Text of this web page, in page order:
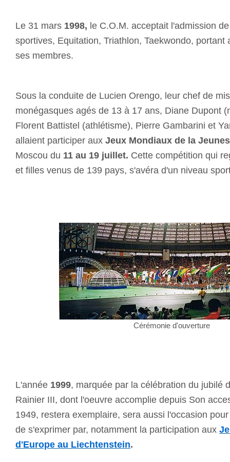
Le 31 mars 1998, le C.O.M. acceptait l'admission
sportives, Equitation, Triathlon, Taekwondo, portant
ses membres.
Sous la conduite de Lucien Orengo, leur chef de
monégasques agés de 13 à 17 ans, Diane Dupont
Florent Battistel (athlétisme), Pierre Gambarini et
allaient participer aux Jeux Mondiaux de la
Moscou du 11 au 19 juillet. Cette compétition qui
et filles venus de 139 pays, s'avéra d'un niveau
Cérémonie d'ouverture
L'année 1999, marquée par la célébration du jubilé
Rainier III, dont l'oeuvre accomplie depuis Son
1949, restera exemplaire, sera aussi l'occasion
de s'exprimer par, notamment la participation aux
d'Europe au Liechtenstein.